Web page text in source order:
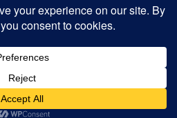
Designed by